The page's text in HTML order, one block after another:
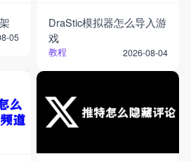
05
DraStic模拟器怎么导入游
戏
教程 2026-08-04